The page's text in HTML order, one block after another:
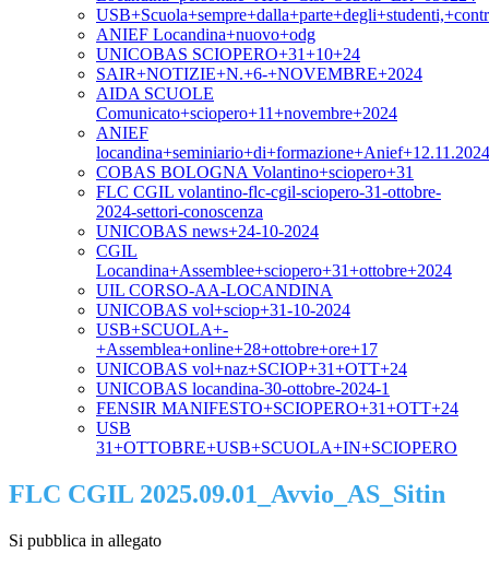
ANIEF Locandina+nuovo+odg
UNICOBAS SCIOPERO+31+10+24
SAIR+NOTIZIE+N.+6-+NOVEMBRE+2024
AIDA SCUOLE
Comunicato+sciopero+11+novembre+2024
ANIEF
COBAS BOLOGNA Volantino+sciopero+31
FLC CGIL volantino-flc-cgil-sciopero-31-ottobre-
2024-settori-conoscenza
UNICOBAS news+24-10-2024
CGIL
Locandina+Assemblee+sciopero+31+ottobre+2024
UIL CORSO-AA-LOCANDINA
UNICOBAS vol+sciop+31-10-2024
USB+SCUOLA+-
+Assemblea+online+28+ottobre+ore+17
UNICOBAS vol+naz+SCIOP+31+OTT+24
UNICOBAS locandina-30-ottobre-2024-1
FENSIR MANIFESTO+SCIOPERO+31+OTT+24
USB
31+OTTOBRE+USB+SCUOLA+IN+SCIOPERO
FLC CGIL 2025.09.01_Avvio_AS_Sitin
Si pubblica in allegato